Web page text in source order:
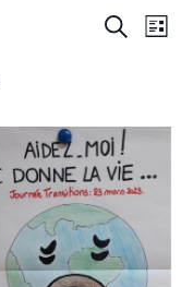
de
vues
Recherche
Liste